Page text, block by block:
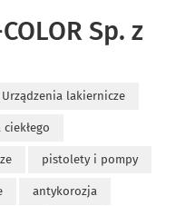
Sp. z
Urządzenia lakiernicze
pistolety i pompy
antykorozja